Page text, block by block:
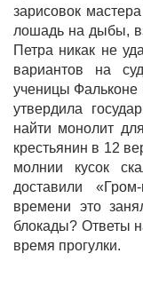
зарисовок
лошадь на дыбы,
Петра никак не
вариантов на
ученицы
утвердила
найти монолит
крестьянин в 12
молнии кусок
доставили
времени это
блокады? Ответы
время прогулки.